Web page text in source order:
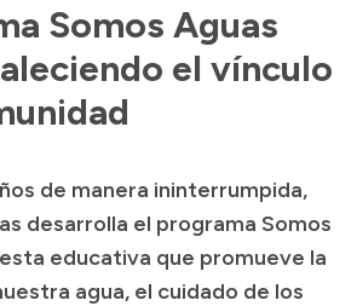
Somos Aguas
el vínculo
de manera ininterrumpida,
desarrolla el programa Somos
educativa que promueve la
agua, el cuidado de los